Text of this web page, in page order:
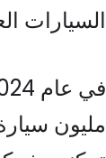
السيارات العالمية في